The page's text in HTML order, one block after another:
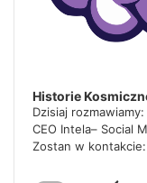
Historie
Dzisiaj
CEO Intela– Social
Zostan w kontakcie: